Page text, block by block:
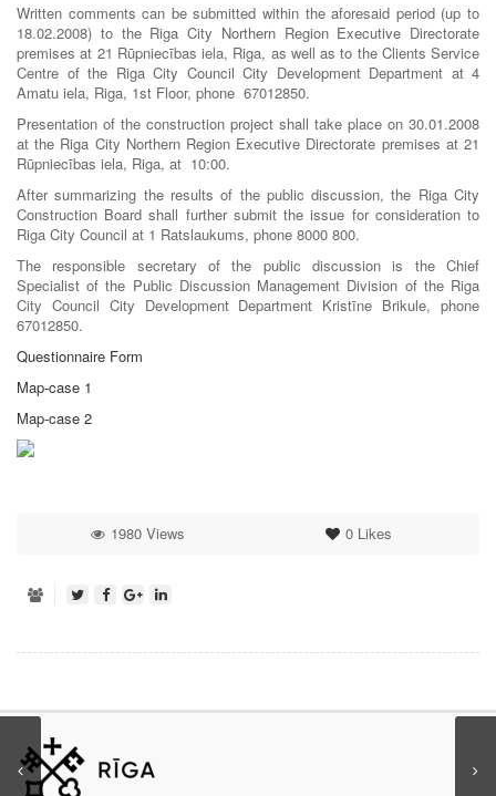
Written comments can be submitted within the aforesaid period (up to
18.02.2008) to the Riga City Northern Region Executive Directorate
premises at 21 Rūpniecības iela, Riga, as well as to the Clients Service
Centre of the Riga City Council City Development Department at 4
Amatu iela, Riga, 1st Floor, phone 67012850.
Presentation of the construction project shall take place on 30.01.2008
at the Riga City Northern Region Executive Directorate premises at 21
Rūpniecības iela, Riga, at 10:00.
After summarizing the results of the public discussion, the Riga City
Construction Board shall further submit the issue for consideration to
Riga City Council at 1 Ratslaukums, phone 8000 800.
The responsible secretary of the public discussion is the Chief
Specialist of the Public Discussion Management Division of the Riga
City Council City Development Department Kristīne Brikule, phone
67012850.
Questionnaire Form
Map-case 1
Map-case 2
0Likes
1980 Views